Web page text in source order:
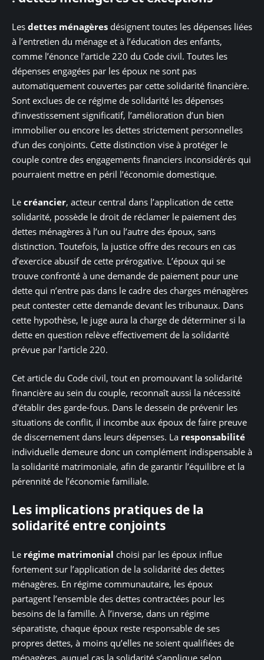
Les dettes ménagères désignent toutes les dépenses liées
à l’entretien du ménage et à l’éducation des enfants,
comme l’énonce l’article 220 du Code civil. Toutes les
dépenses engagées par les époux ne sont pas
automatiquement couvertes par cette solidarité financière.
Sont exclues de ce régime de solidarité les dépenses
d’investissement significatif, l’amélioration d’un bien
immobilier ou encore les dettes strictement personnelles
d’un des conjoints. Cette distinction vise à protéger le
couple contre des engagements financiers inconsidérés qui
pourraient mettre en péril l’économie domestique.
Le créancier, acteur central dans l’application de cette
solidarité, possède le droit de réclamer le paiement des
dettes ménagères à l’un ou l’autre des époux, sans
distinction. Toutefois, la justice offre des recours en cas
d’exercice abusif de cette prérogative. L’époux qui se
trouve confronté à une demande de paiement pour une
dette qui n’entre pas dans le cadre des charges ménagères
peut contester cette demande devant les tribunaux. Dans
cette hypothèse, le juge aura la charge de déterminer si la
dette en question relève effectivement de la solidarité
prévue par l’article 220.
Cet article du Code civil, tout en promouvant la solidarité
financière au sein du couple, reconnaît aussi la nécessité
d’établir des garde-fous. Dans le dessein de prévenir les
situations de conflit, il incombe aux époux de faire preuve
de discernement dans leurs dépenses. La responsabilité
individuelle demeure donc un complément indispensable à
la solidarité matrimoniale, afin de garantir l’équilibre et la
pérennité de l’économie familiale.
Les implications pratiques de la
solidarité entre conjoints
Le régime matrimonial choisi par les époux influe
fortement sur l’application de la solidarité des dettes
ménagères. En régime communautaire, les époux
partagent l’ensemble des dettes contractées pour les
besoins de la famille. À l’inverse, dans un régime
séparatiste, chaque époux reste responsable de ses
propres dettes, à moins qu’elles ne soient qualifiées de
ménagères, auquel cas la solidarité s’applique selon